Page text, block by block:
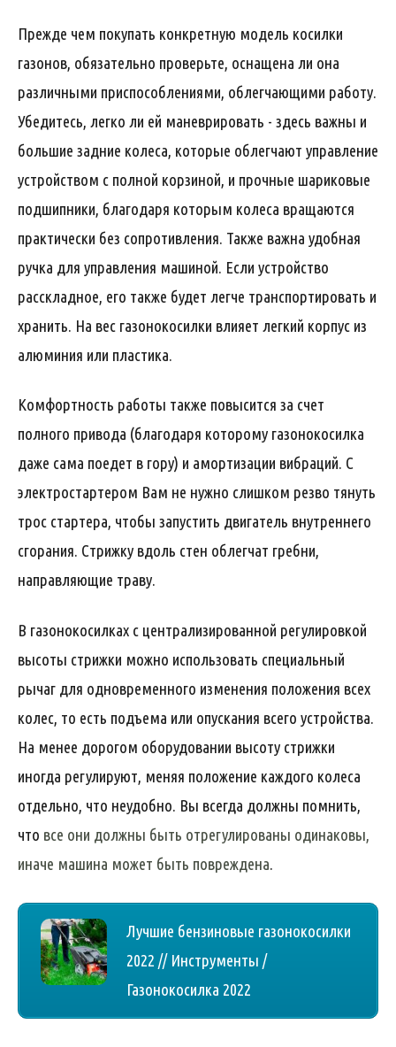
Прежде чем покупать конкретную модель косилки
газонов, обязательно проверьте, оснащена ли она
различными приспособлениями, облегчающими работу.
Убедитесь, легко ли ей маневрировать - здесь важны и
большие задние колеса, которые облегчают управление
устройством с полной корзиной, и прочные шариковые
подшипники, благодаря которым колеса вращаются
практически без сопротивления. Также важна удобная
ручка для управления машиной. Если устройство
расскладное, его также будет легче транспортировать и
хранить. На вес газонокосилки влияет легкий корпус из
алюминия или пластика.
Комфортность работы также повысится за счет
полного привода (благодаря которому газонокосилка
даже сама поедет в гору) и амортизации вибраций. С
электростартером Вам не нужно слишком резво тянуть
трос стартера, чтобы запустить двигатель внутреннего
сгорания. Стрижку вдоль стен облегчат гребни,
направляющие траву.
В газонокосилках с централизированной регулировкой
высоты стрижки можно использовать специальный
рычаг для одновременного изменения положения всех
колес, то есть подъема или опускания всего устройства.
На менее дорогом оборудовании высоту стрижки
иногда регулируют, меняя положение каждого колеса
отдельно, что неудобно. Вы всегда должны помнить,
что все они должны быть отрегулированы одинаковы,
иначе машина может быть повреждена.
Лучшие бензиновые газонокосилки
2022 // Инструменты /
Газонокосилка 2022